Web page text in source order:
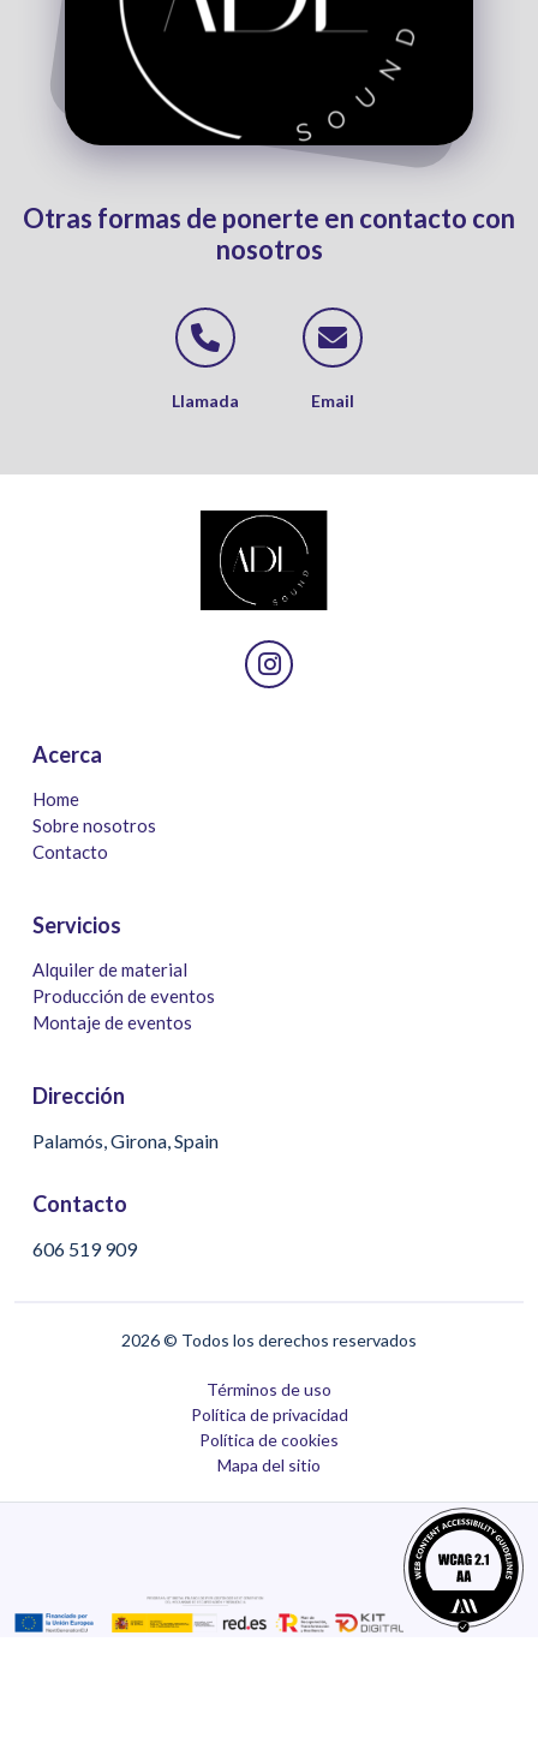
Otras formas de ponerte en contacto con
nosotros
Contactar por
Llamada Email
Síguenos en
Acerca
Home
Sobre nosotros
Contacto
Servicios
Alquiler de material
Producción de eventos
Montaje de eventos
Dirección
Palamós, Girona, Spain
Contacto
606 519 909
2026© Todos los derechos reservados
Términos de uso
Política de privacidad
Política de cookies
Mapa del sitio